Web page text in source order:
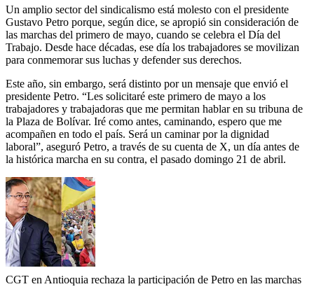
Un amplio sector del sindicalismo está molesto con el presidente
Gustavo Petro porque, según dice, se apropió sin consideración de
las marchas del primero de mayo, cuando se celebra el Día del
Trabajo. Desde hace décadas, ese día los trabajadores se movilizan
para conmemorar sus luchas y defender sus derechos.
Este año, sin embargo, será distinto por un mensaje que envió el
presidente Petro. “Les solicitaré este primero de mayo a los
trabajadores y trabajadoras que me permitan hablar en su tribuna de
la Plaza de Bolívar. Iré como antes, caminando, espero que me
acompañen en todo el país. Será un caminar por la dignidad
laboral”, aseguró Petro, a través de su cuenta de X, un día antes de
la histórica marcha en su contra, el pasado domingo 21 de abril.
CGT en Antioquia rechaza la participación de Petro en las marchas